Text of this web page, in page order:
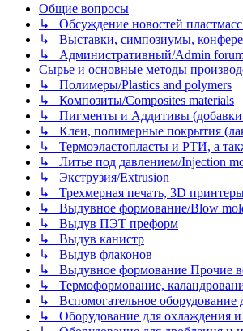
Общие вопросы
↳ Обсуждение новостей пластмасс
↳ Выставки, симпозиумы,
↳ Административный/Admin
Сырье и основные методы
↳ Полимеры/Plastics and polymers
↳ Композиты/Сomposites materials
↳ Пигменты и Аддитивы (добавки
↳ Клеи, полимерные покрытия
↳ Термоэластопласты и РТИ, а
↳ Литье под давлением/Injection
↳ Экструзия/Extrusion
↳ Трехмерная печать, 3D
↳ Выдувное формование/Blow
↳ Выдув ПЭТ преформ
↳ Выдув канистр
↳ Выдув флаконов
↳ Выдувное формование Прочие
↳ Термоформование,
↳ Вспомогательное оборудование
↳ Оборудование для охлаждения и